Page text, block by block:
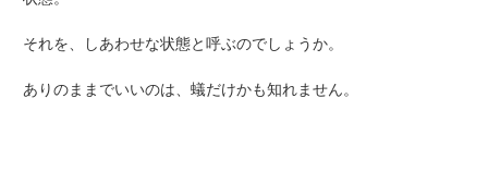
それを、しあわせな状態と呼ぶのでしょうか。
ありのままでいいのは、蟻だけかも知れません。